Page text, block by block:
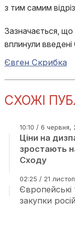
з тим самим
Зазначається,
вплинули
Євген Скрибка
СХОЖІ
10:10 / 6 червня,
Ціни на
зростають
Сходу
02:25 / 21
Європейські
закупки